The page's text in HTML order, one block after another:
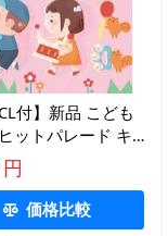
付】新品 こども
ットパレード キ
ーパー・ツイン・
2026 / (CD)
価格比較